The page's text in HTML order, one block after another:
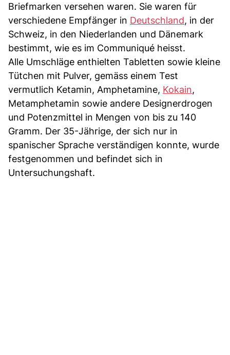
Briefmarken versehen waren. Sie waren für
verschiedene Empfänger in Deutschland, in der
Schweiz, in den Niederlanden und Dänemark
bestimmt, wie es im Communiqué heisst.
Alle Umschläge enthielten Tabletten sowie kleine
Tütchen mit Pulver, gemäss einem Test
vermutlich Ketamin, Amphetamine, Kokain,
Metamphetamin sowie andere Designerdrogen
und Potenzmittel in Mengen von bis zu 140
Gramm. Der 35-Jährige, der sich nur in
spanischer Sprache verständigen konnte, wurde
festgenommen und befindet sich in
Untersuchungshaft.